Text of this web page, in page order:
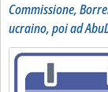
Commissione,
ucraino, poi ad